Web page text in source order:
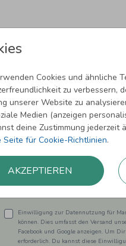
Cookies und ähnliche
zu verbessern,
unserer Website zu
Medien (anzeigen
deine Zustimmung jederzeit
Seite für Cookie-Richtlinien.
AKZEPTIEREN
Newsletter
Melde Dich zu unserem
Einwilligung zur Datennutzung für
können. Dies umfasst den Versand
Facebook und Google anzeigen. Um
erforderlich. Du kannst diese